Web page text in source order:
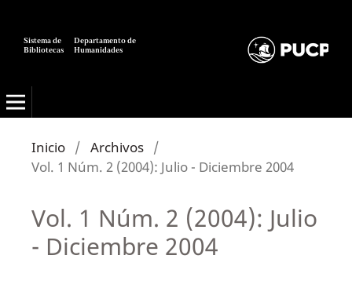
Sistema de
Bibliotecas
Departamento de
Humanidades
Inicio / Archivos /
Vol. 1 Núm. 2 (2004): Julio - Diciembre 2004
Vol. 1 Núm. 2 (2004): Julio
- Diciembre 2004